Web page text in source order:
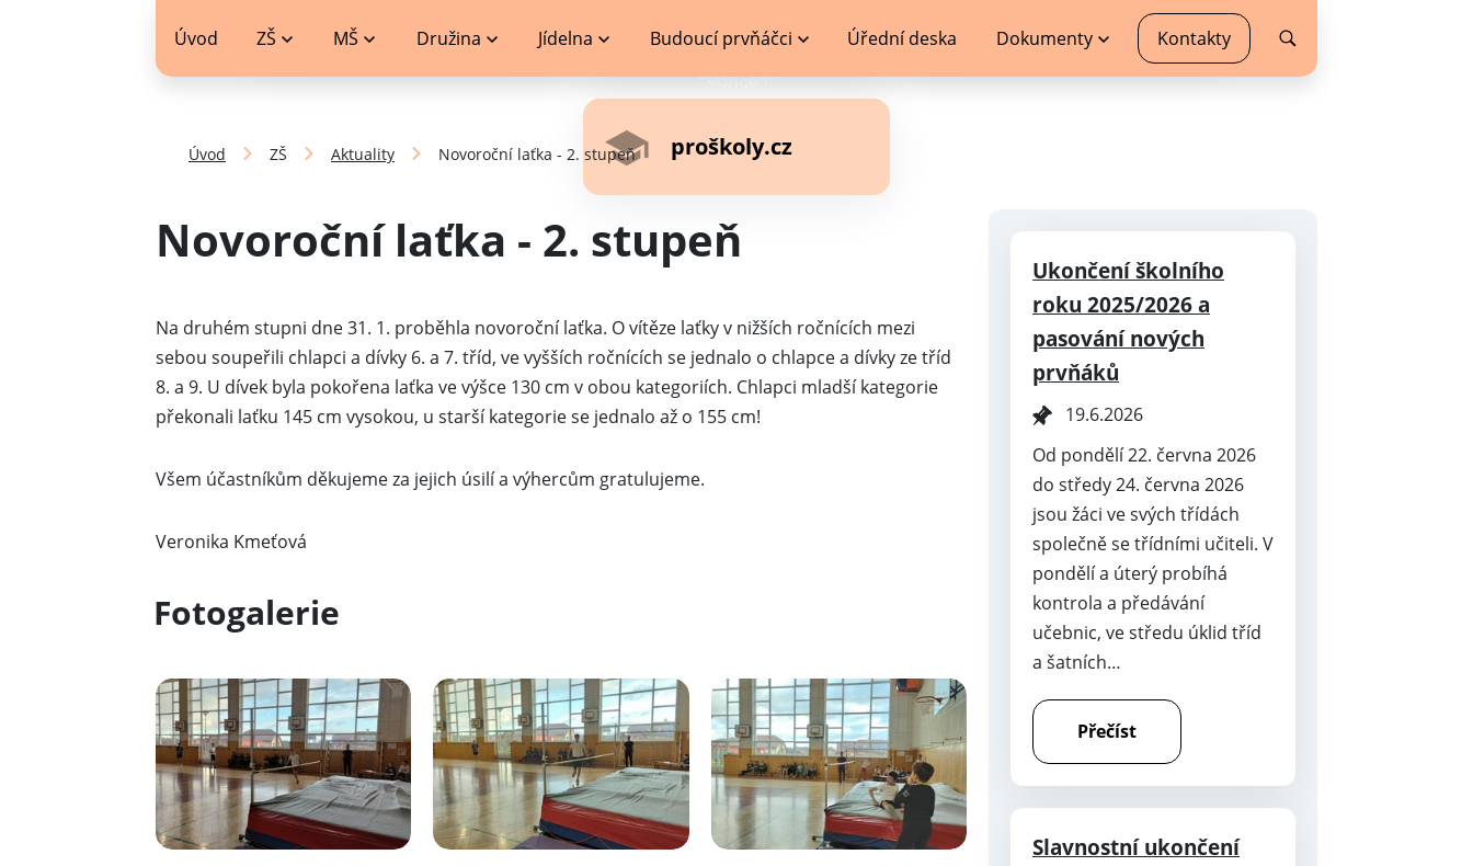
Úvod ZŠ MŠ Družina Jídelna Budoucí prvňáčci Úřední deska Dokumenty Kontakty
proškoly.cz
Úvod ZŠ Aktuality Novoroční laťka - 2. stupeň
Novoroční laťka - 2. stupeň
Na druhém stupni dne 31. 1. proběhla novoroční laťka. O vítěze laťky v nižších ročnících mezi
sebou soupeřili chlapci a dívky 6. a 7. tříd, ve vyšších ročnících se jednalo o chlapce a dívky ze tříd
8. a 9. U dívek byla pokořena laťka ve výšce 130 cm v obou kategoriích. Chlapci mladší kategorie
překonali laťku 145 cm vysokou, u starší kategorie se jednalo až o 155 cm!
Všem účastníkům děkujeme za jejich úsilí a výhercům gratulujeme.
Veronika Kmeťová
Fotogalerie
Ukončení školního
roku 2025/2026 a
pasování nových
prvňáků
19.6.2026
Od pondělí 22. června 2026
do středy 24. června 2026
jsou žáci ve svých třídách
společně se třídními učiteli. V
pondělí a úterý probíhá
kontrola a předávání
učebnic, ve středu úklid tříd
a šatních…
Přečíst
Slavnostní ukončení